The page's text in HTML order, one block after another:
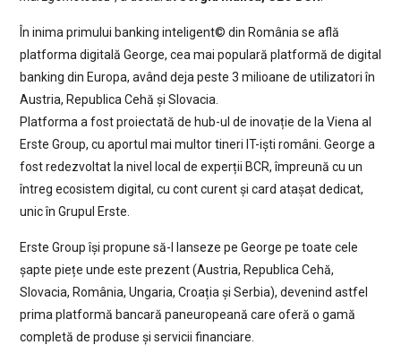
În inima primului banking inteligent© din România se află
platforma digitală George, cea mai populară platformă de digital
banking din Europa, având deja peste 3 milioane de utilizatori în
Austria, Republica Cehă și Slovacia.
Platforma a fost proiectată de hub-ul de inovație de la Viena al
Erste Group, cu aportul mai multor tineri IT-iști români. George a
fost redezvoltat la nivel local de experții BCR, împreună cu un
întreg ecosistem digital, cu cont curent și card atașat dedicat,
unic în Grupul Erste.
Erste Group își propune să-l lanseze pe George pe toate cele
șapte piețe unde este prezent (Austria, Republica Cehă,
Slovacia, România, Ungaria, Croația și Serbia), devenind astfel
prima platformă bancară paneuropeană care oferă o gamă
completă de produse și servicii financiare.